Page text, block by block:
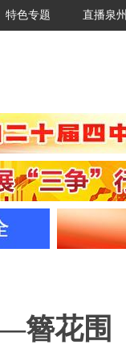
特色专题 直播泉州
簪花围